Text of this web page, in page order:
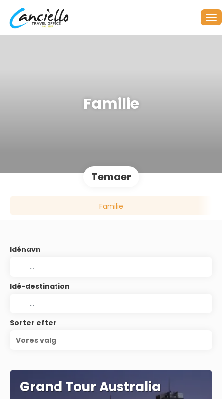
Familie
Temaer
Familie
Idénavn
Idé-destination
Sorter efter
Vores valg
Grand Tour Australia